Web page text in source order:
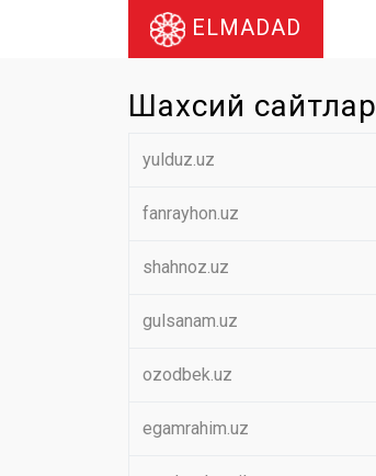
ELMADAD
Шахсий сайтлар
yulduz.uz
fanrayhon.uz
shahnoz.uz
gulsanam.uz
ozodbek.uz
egamrahim.uz